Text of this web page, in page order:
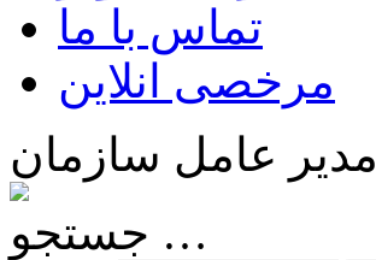
تماس با ما
مرخصی انلاین
مدیر عامل سازمان
جستجو …